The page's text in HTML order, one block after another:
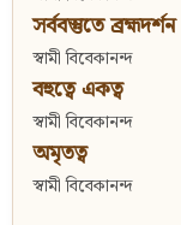
সর্ববস্তুতে ব্রহ্মদর্শন
স্বামী বিবেকানন্দ
বহুত্বে একত্ব
স্বামী বিবেকানন্দ
অমৃতত্ব
স্বামী বিবেকানন্দ